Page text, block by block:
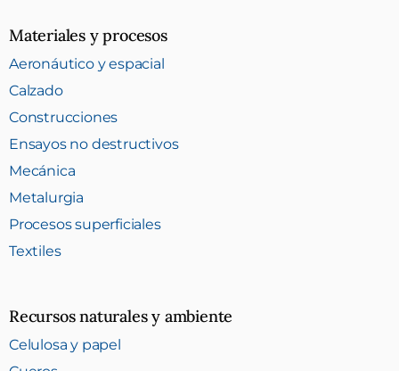
Materiales y procesos
Aeronáutico y espacial
Calzado
Construcciones
Ensayos no destructivos
Mecánica
Metalurgia
Procesos superficiales
Textiles
Recursos naturales y ambiente
Celulosa y papel